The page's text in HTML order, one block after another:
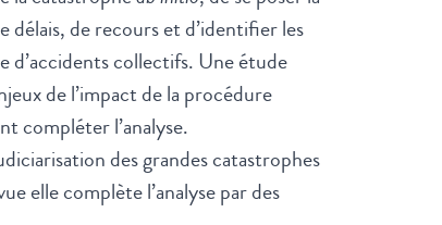
délais, de recours et d’identifier les
d’accidents collectifs. Une étude
de l’impact de la procédure
compléter l’analyse.
des grandes catastrophes
elle complète l’analyse par des